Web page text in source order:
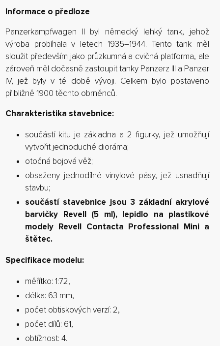
Informace o předloze
Panzerkampfwagen II byl německý lehký tank, jehož
výroba probíhala v letech 1935–1944. Tento tank měl
sloužit především jako průzkumná a cvičná platforma, ale
zároveň měl dočasně zastoupit tanky Panzerz III a Panzer
IV, jež byly v té době vývoji. Celkem bylo postaveno
přibližně 1900 těchto obrněnců.
Charakteristika stavebnice:
součástí kitu je základna a 2 figurky, jež umožňují
vytvořit jednoduché dioráma;
otočná bojová věž;
obsaženy jednodílné vinylové pásy, jež usnadňují
stavbu;
součástí stavebnice jsou 3 základní akrylové
barvičky Revell (5 ml), lepidlo na plastikové
modely Revell Contacta Professional Mini a
štětec.
Specifikace modelu:
měřítko: 1:72,
délka: 63 mm,
počet obtiskových verzí: 2,
počet dílů: 61,
obtížnost: 4.